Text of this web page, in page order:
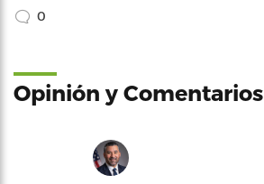
0
Opinión y Comentarios